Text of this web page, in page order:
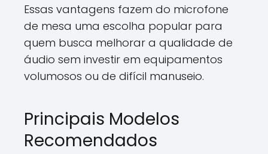
Essas vantagens fazem do microfone
de mesa uma escolha popular para
quem busca melhorar a qualidade de
áudio sem investir em equipamentos
volumosos ou de difícil manuseio.
Principais Modelos
Recomendados